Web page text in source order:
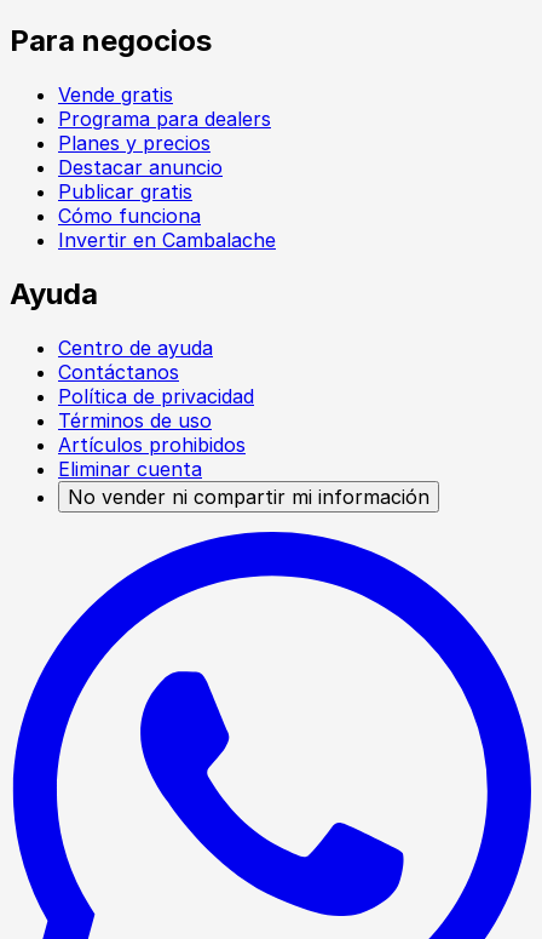
Para negocios
Vende gratis
Programa para dealers
Planes y precios
Destacar anuncio
Publicar gratis
Cómo funciona
Invertir en Cambalache
Ayuda
Centro de ayuda
Contáctanos
Política de privacidad
Términos de uso
Artículos prohibidos
Eliminar cuenta
No vender ni compartir mi información